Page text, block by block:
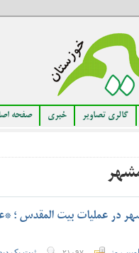
گالری تصاویر خبری صفحه
در عملیات بیت المقدس